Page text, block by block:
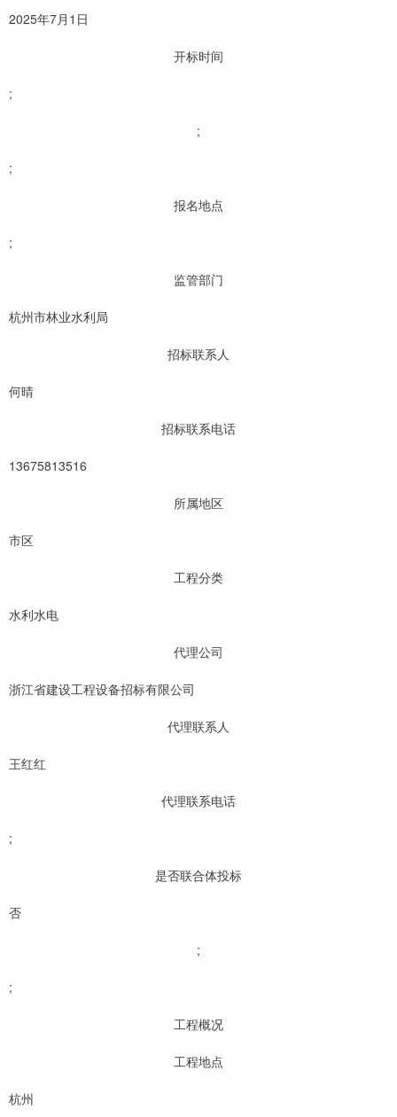
2025年7月1日
开标时间
;
;
;
报名地点
;
监管部门
杭州市林业水利局
招标联系人
何晴
招标联系电话
13675813516
所属地区
市区
工程分类
水利水电
代理公司
浙江省建设工程设备招标有限公司
代理联系人
王红红
代理联系电话
;
是否联合体投标
否
;
;
工程概况
工程地点
杭州